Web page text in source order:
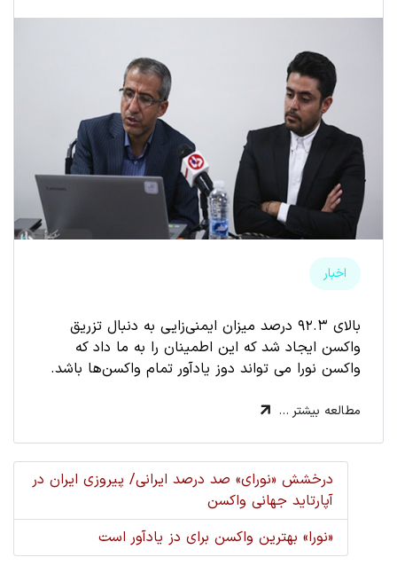
اخبار
بالای ۹۲.۳ درصد میزان ایمنی‌زایی به دنبال تزریق
واکسن ایجاد شد که این اطمینان را به ما داد که
واکسن نورا می تواند دوز یادآور تمام واکسن‌ها باشد.
مطالعه بیشتر …
درخشش «نورای» صد درصد ایرانی/ پیروزی ایران در
آپارتاید جهانی واکسن
«نورا» بهترین واکسن برای دز یادآور است